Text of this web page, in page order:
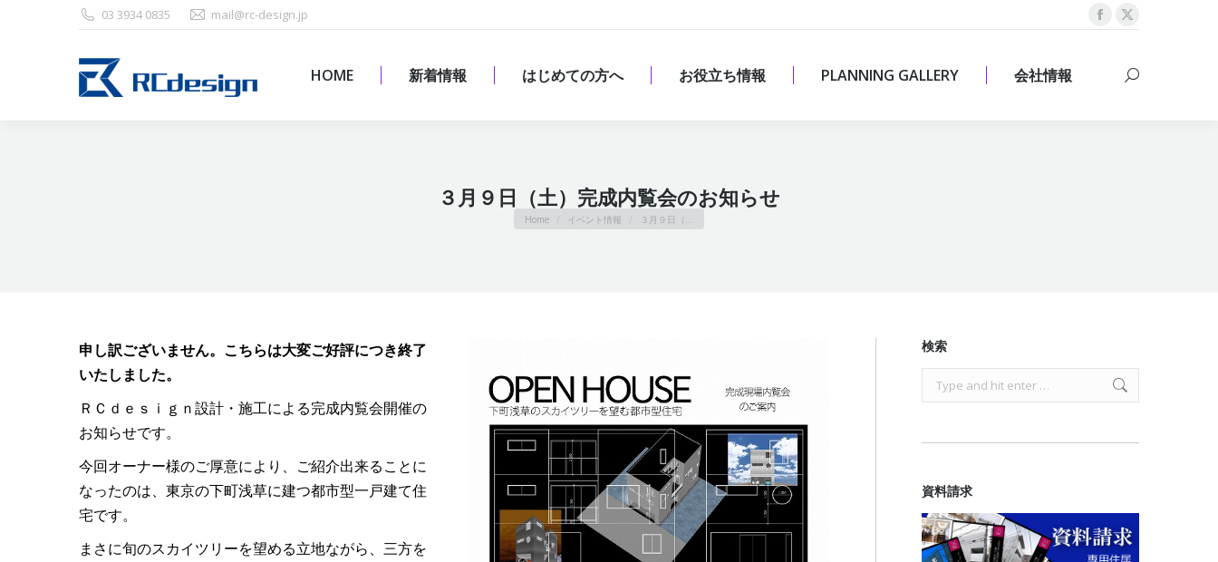
03 3934 0835 mail@rc-design.jp
Facebook
opens
X
opens
HOME 新着情報 はじめての方へ お役立ち情報 PLANNING GALLERY 会社情報 Search:
３月９日（土）完成内覧会のお知らせ
You are here:
Home イベント情報 ３月９日（…
申し訳ございません。こちらは大変ご好評につき終了
いたしました。
ＲＣｄｅｓｉｇｎ設計・施工による完成内覧会開催の
お知らせです。
今回オーナー様のご厚意により、ご紹介出来ることに
なったのは、東京の下町浅草に建つ都市型一戸建て住
宅です。
まさに旬のスカイツリーを望める立地ながら、三方を
検索
Search:
資料請求
HOME 新着情報 はじめての方へ お役立ち情報 PLANNING GALLERY 会社情報 Search: